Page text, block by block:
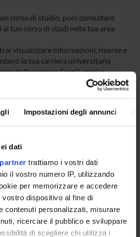
Impostazioni degli annunci
dati
trattiamo i vostri dati
il vostro numero IP, utilizzando
per memorizzare e accedere
dispositivo al fine di
contenuti personalizzati, misurare
ricercare il pubblico e sviluppare
di scegliere chi utilizza i
corso di studio, puoi consultare
tuo corso di studi nella tua area
visualizzare informazioni, risorse e
la tua carriera universitaria
della carriera Esse3, corsi e-
modulistica di segreteria,
ecc.).
di tutti gli avvisi dei tuoi docenti e
mail e anche tramite l'app Univr.